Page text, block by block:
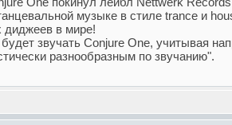
музыке в стиле trance и
в мире!
звучать Conjure One, учитывая
разнообразным по звучанию".